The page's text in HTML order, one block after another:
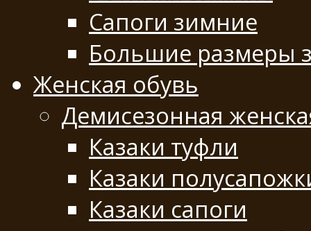
Сапоги зимние
Большие размеры
Женская обувь
Демисезонная
Казаки туфли
Казаки
Казаки сапоги